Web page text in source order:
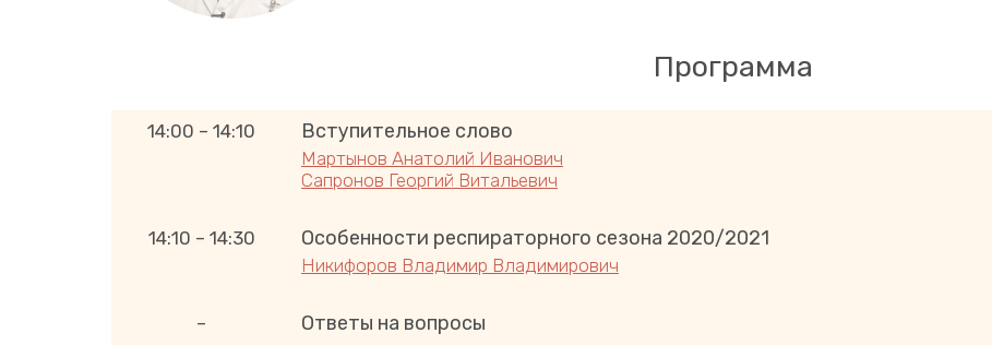
Программа
14:00 – 14:10 Вступительное слово
Мартынов Анатолий Иванович
Сапронов Георгий Витальевич
14:10 – 14:30 Особенности респираторного сезона 2020/2021
Никифоров Владимир Владимирович
– Ответы на вопросы